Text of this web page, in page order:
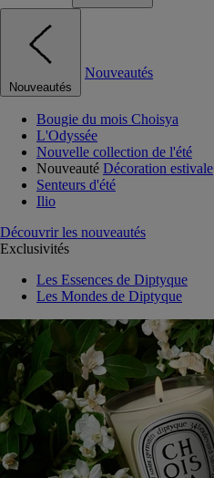
Nouveautés
Nouveautés
Bougie du mois Choisya
L'Odyssée
Nouvelle collection de l'été
Nouveauté Décoration estivale
Senteurs d'été
Ilio
Découvrir les nouveautés
Exclusivités
Les Essences de Diptyque
Les Mondes de Diptyque